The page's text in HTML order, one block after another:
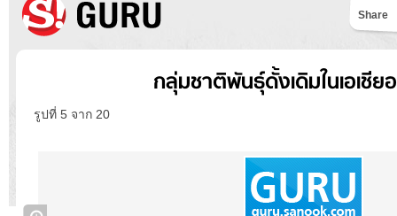
Share
กลุ่มชาติพันธุ์ดั้งเดิมในเอเชีย
รูปที่ 5 จาก 20